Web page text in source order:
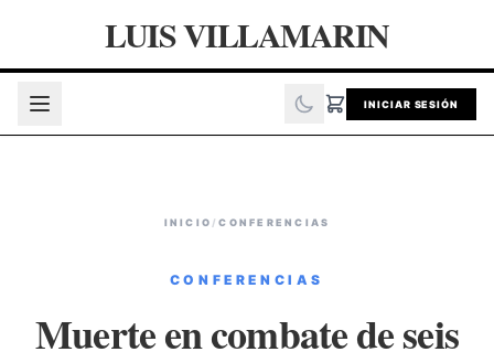
LUIS VILLAMARIN
INICIAR SESIÓN
INICIO /CONFERENCIAS
CONFERENCIAS
Muerte en combate de seis